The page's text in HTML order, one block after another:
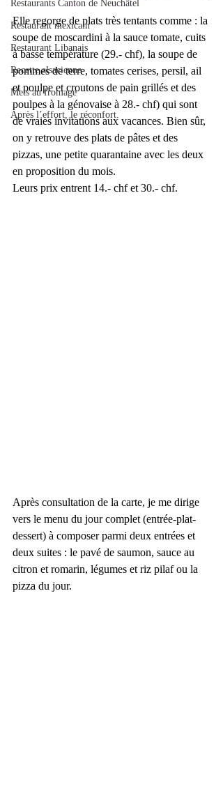
Restaurants Canton de Neuchâtel
Restaurant mexicain
Restaurant Libanais
Recette alsacienne
Mets au fromage
Après l’effort, le réconfort.
Elle regorge de plats très tentants comme : la
soupe de moscardini à la sauce tomate, cuits
à basse température (29.- chf), la soupe de
pommes de terre, tomates cerises, persil, ail
et poulpe et croutons de pain grillés et des
poulpes à la génovaise à 28.- chf) qui sont
de vraies invitations aux vacances. Bien sûr,
on y retrouve des plats de pâtes et des
pizzas, une petite quarantaine avec les deux
en proposition du mois.
Leurs prix entrent 14.- chf et 30.- chf.
Après consultation de la carte, je me dirige
vers le menu du jour complet (entrée-plat-
dessert) à composer parmi deux entrées et
deux suites : le pavé de saumon, sauce au
citron et romarin, légumes et riz pilaf ou la
pizza du jour.